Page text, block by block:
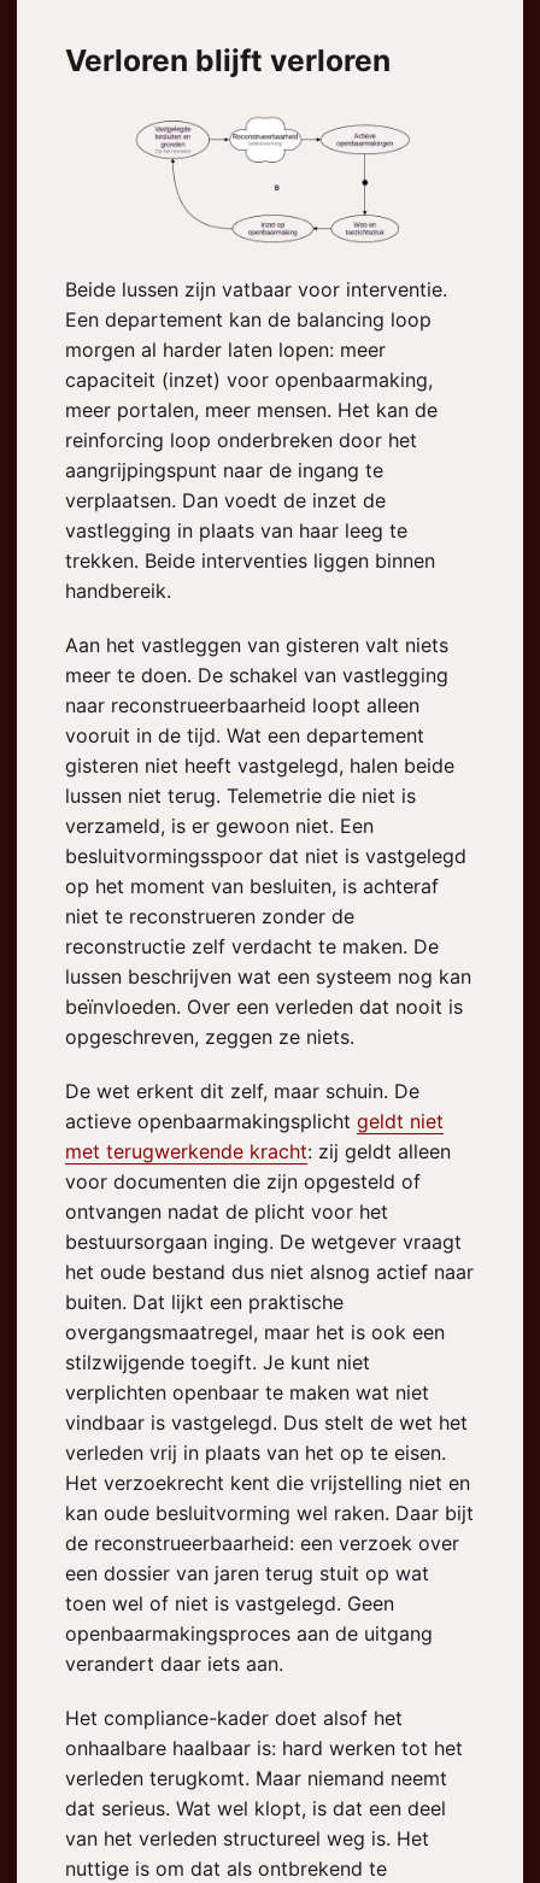
Verloren blijft verloren
Beide lussen zijn vatbaar voor interventie.
Een departement kan de balancing loop
morgen al harder laten lopen: meer
capaciteit (inzet) voor openbaarmaking,
meer portalen, meer mensen. Het kan de
reinforcing loop onderbreken door het
aangrijpingspunt naar de ingang te
verplaatsen. Dan voedt de inzet de
vastlegging in plaats van haar leeg te
trekken. Beide interventies liggen binnen
handbereik.
Aan het vastleggen van gisteren valt niets
meer te doen. De schakel van vastlegging
naar reconstrueerbaarheid loopt alleen
vooruit in de tijd. Wat een departement
gisteren niet heeft vastgelegd, halen beide
lussen niet terug. Telemetrie die niet is
verzameld, is er gewoon niet. Een
besluitvormingsspoor dat niet is vastgelegd
op het moment van besluiten, is achteraf
niet te reconstrueren zonder de
reconstructie zelf verdacht te maken. De
lussen beschrijven wat een systeem nog kan
beïnvloeden. Over een verleden dat nooit is
opgeschreven, zeggen ze niets.
De wet erkent dit zelf, maar schuin. De
actieve openbaarmakingsplicht geldt niet
met terugwerkende kracht: zij geldt alleen
voor documenten die zijn opgesteld of
ontvangen nadat de plicht voor het
bestuursorgaan inging. De wetgever vraagt
het oude bestand dus niet alsnog actief naar
buiten. Dat lijkt een praktische
overgangsmaatregel, maar het is ook een
stilzwijgende toegift. Je kunt niet
verplichten openbaar te maken wat niet
vindbaar is vastgelegd. Dus stelt de wet het
verleden vrij in plaats van het op te eisen.
Het verzoekrecht kent die vrijstelling niet en
kan oude besluitvorming wel raken. Daar bijt
de reconstrueerbaarheid: een verzoek over
een dossier van jaren terug stuit op wat
toen wel of niet is vastgelegd. Geen
openbaarmakingsproces aan de uitgang
verandert daar iets aan.
Het compliance-kader doet alsof het
onhaalbare haalbaar is: hard werken tot het
verleden terugkomt. Maar niemand neemt
dat serieus. Wat wel klopt, is dat een deel
van het verleden structureel weg is. Het
nuttige is om dat als ontbrekend te